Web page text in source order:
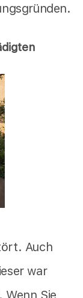
Auch
war